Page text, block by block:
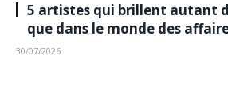
5 artistes qui brillent autant
que dans le monde des
30/07/2026